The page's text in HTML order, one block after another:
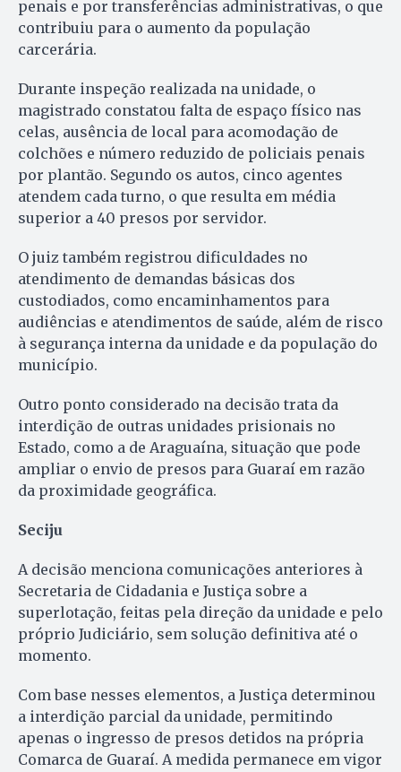
penais e por transferências administrativas, o que
contribuiu para o aumento da população
carcerária.
Durante inspeção realizada na unidade, o
magistrado constatou falta de espaço físico nas
celas, ausência de local para acomodação de
colchões e número reduzido de policiais penais
por plantão. Segundo os autos, cinco agentes
atendem cada turno, o que resulta em média
superior a 40 presos por servidor.
O juiz também registrou dificuldades no
atendimento de demandas básicas dos
custodiados, como encaminhamentos para
audiências e atendimentos de saúde, além de risco
à segurança interna da unidade e da população do
município.
Outro ponto considerado na decisão trata da
interdição de outras unidades prisionais no
Estado, como a de Araguaína, situação que pode
ampliar o envio de presos para Guaraí em razão
da proximidade geográfica.
Seciju
A decisão menciona comunicações anteriores à
Secretaria de Cidadania e Justiça sobre a
superlotação, feitas pela direção da unidade e pelo
próprio Judiciário, sem solução definitiva até o
momento.
Com base nesses elementos, a Justiça determinou
a interdição parcial da unidade, permitindo
apenas o ingresso de presos detidos na própria
Comarca de Guaraí. A medida permanece em vigor